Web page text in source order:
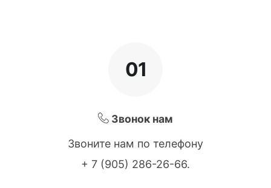
01
Звонок нам
Звоните нам по телефону
+ 7 (905) 286-26-66.